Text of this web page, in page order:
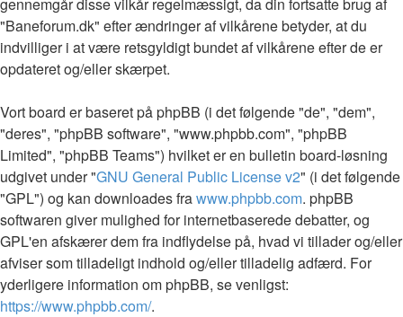
"Baneforum.dk" efter ændringer af vilkårene betyder, at du
indvilliger i at være retsgyldigt bundet af vilkårene efter de er
opdateret og/eller skærpet.
Vort board er baseret på phpBB (i det følgende "de", "dem",
"deres", "phpBB software", "www.phpbb.com", "phpBB
Limited", "phpBB Teams") hvilket er en bulletin board-løsning
udgivet under "GNU General Public License v2" (i det følgende
"GPL") og kan downloades frawww.phpbb.com. phpBB
softwaren giver mulighed for internetbaserede debatter, og
GPL'en afskærer dem fra indflydelse på, hvad vi tillader og/eller
afviser som tilladeligt indhold og/eller tilladelig adfærd. For
yderligere information om phpBB, se venligst:
https://www.phpbb.com/.